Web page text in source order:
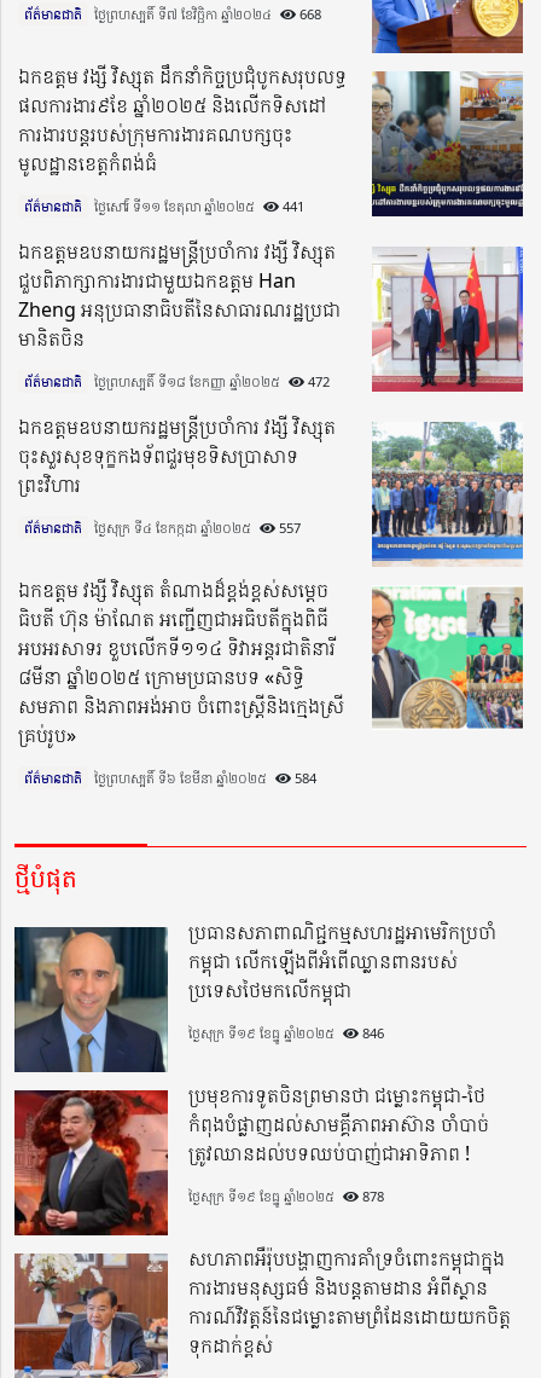
ព័ត៌មានជាតិ ថ្ងៃព្រហស្បតិ៍ ទី៧ ខែវិច្ឆិកា ឆ្នាំ២០២៤​ 668
ឯកឧត្តម វង្សី វិស្សុត ដឹកនាំកិច្ចប្រជុំបូកសរុបលទ្ធ
ផលការងារ៩ខែ ឆ្នាំ២០២៥ និងលើកទិសដៅ
ការងារបន្តរបស់ក្រុមការងារគណបក្សចុះ
មូលដ្ឋានខេត្តកំពង់ធំ
ព័ត៌មានជាតិ ថ្ងៃសៅរ៍ ទី១១ ខែតុលា ឆ្នាំ២០២៥​ 441
ឯកឧត្តមឧបនាយករដ្ឋមន្ត្រីប្រចាំការ វង្សី វិស្សុត
ជួបពិភាក្សាការងារជាមួយឯកឧត្តម Han
Zheng អនុប្រធានាធិបតីនៃសាធារណរដ្ឋប្រជា
មានិតចិន
ព័ត៌មានជាតិ ថ្ងៃព្រហស្បតិ៍ ទី១៨ ខែកញ្ញា ឆ្នាំ២០២៥​ 472
ឯកឧត្តមឧបនាយករដ្ឋមន្ត្រីប្រចាំការ វង្សី វិស្សុត
ចុះសួរសុខទុក្ខកងទ័ពជួរមុខទិសប្រាសាទ
ព្រះវិហារ
ព័ត៌មានជាតិ ថ្ងៃសុក្រ ទី៤ ខែកក្កដា ឆ្នាំ២០២៥​ 557
ឯកឧត្តម វង្សី វិស្សុត តំណាងដ៏ខ្ពង់ខ្ពស់សម្តេច
ធិបតី ហ៊ុន ម៉ាណែត អញ្ជើញជាអធិបតីក្នុងពិធី
អបអរសាទរ ខួបលើកទី១១៤ ទិវាអន្តរជាតិនារី
៨មីនា ឆ្នាំ២០២៥ ក្រោមប្រធានបទ «សិទ្ធិ
សមភាព និងភាពអង់អាច ចំពោះស្រ្តីនិងក្មេងស្រី
គ្រប់រូប»
ព័ត៌មានជាតិ ថ្ងៃព្រហស្បតិ៍ ទី៦ ខែមីនា ឆ្នាំ២០២៥​ 584
ថ្មីបំផុត
ប្រធានសភាពាណិជ្ជកម្មសហរដ្ឋអាមេរិកប្រចាំ
កម្ពុជា លើកឡើងពីអំពើឈ្លានពានរបស់
ប្រទេសថៃមកលើកម្ពុជា
ថ្ងៃសុក្រ ទី១៩ ខែធ្នូ ឆ្នាំ២០២៥ 846
ប្រមុខការទូតចិនព្រមានថា ជម្លោះកម្ពុជា-ថៃ
កំពុងបំផ្លាញដល់សាមគ្គីភាពអាស៊ាន ចាំបាច់
ត្រូវឈានដល់បទឈប់បាញ់ជាអាទិភាព !
ថ្ងៃសុក្រ ទី១៩ ខែធ្នូ ឆ្នាំ២០២៥ 878
សហភាពអឺរ៉ុបបង្ហាញការគាំទ្រចំពោះកម្ពុជាក្នុង
ការងារមនុស្សធម៌ និងបន្តតាមដាន អំពីស្ថាន
ការណ៍វិវត្តន៍នៃជម្លោះតាមព្រំដែនដោយយកចិត្ត
ទុកដាក់ខ្ពស់